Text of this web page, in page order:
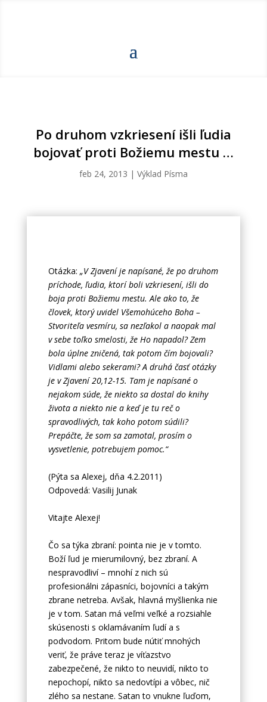
Po druhom vzkriesení išli ľudia
bojovať proti Božiemu mestu …
feb 24, 2013 | Výklad Písma
Otázka: „V Zjavení je napísané, že po druhom
príchode, ľudia, ktorí boli vzkriesení, išli do
boja proti Božiemu mestu. Ale ako to, že
človek, ktorý uvidel Všemohúceho Boha –
Stvoriteľa vesmíru, sa nezľakol a naopak mal
v sebe toľko smelosti, že Ho napadol? Zem
bola úplne zničená, tak potom čím bojovali?
Vidlami alebo sekerami? A druhá časť otázky
je v Zjavení 20,12-15. Tam je napísané o
nejakom súde, že niekto sa dostal do knihy
života a niekto nie a keď je tu reč o
spravodlivých, tak koho potom súdili?
Prepáčte, že som sa zamotal, prosím o
vysvetlenie, potrebujem pomoc.“
(Pýta sa Alexej, dňa 4.2.2011)
Odpovedá: Vasilij Junak
Vitajte Alexej!
Čo sa týka zbraní: pointa nie je v tomto.
Boží ľud je mierumilovný, bez zbraní. A
nespravodliví – mnohí z nich sú
profesionálni zápasníci, bojovníci a takým
zbrane netreba. Avšak, hlavná myšlienka nie
je v tom. Satan má veľmi veľké a rozsiahle
skúsenosti s oklamávaním ľudí a s
podvodom. Pritom bude nútiť mnohých
veriť, že práve teraz je víťazstvo
zabezpečené, že nikto to neuvidí, nikto to
nepochopí, nikto sa nedovtípi a vôbec, nič
zlého sa nestane. Satan to vnukne ľuďom,